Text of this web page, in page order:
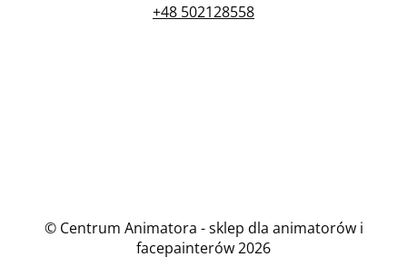
+48 502128558
© Centrum Animatora - sklep dla animatorów i
facepainterów 2026